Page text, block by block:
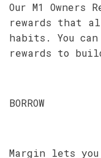
Our M1 Owners
rewards that
habits. You
rewards to
BORROW
Margin lets